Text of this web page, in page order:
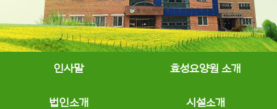
인사말 효성요양원 소개
법인소개 시설소개